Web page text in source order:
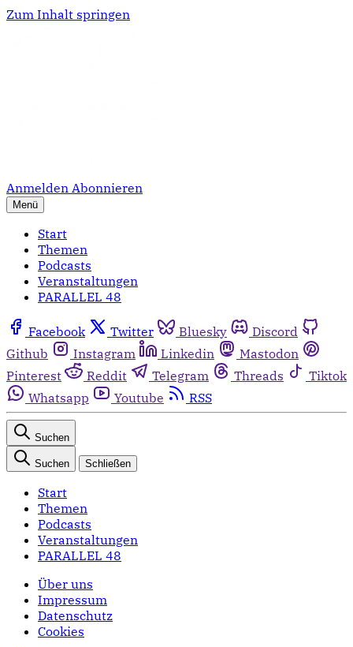
Zum Inhalt springen
Anmelden Abonnieren
Menü
Start
Themen
Podcasts
Veranstaltungen
PARALLEL 48
Facebook Twitter Bluesky
Discord
Github
Instagram Linkedin
Mastodon
Pinterest
Reddit Telegram Threads
Tiktok
Whatsapp
Youtube RSS
Suchen
Suchen Schließen
Start
Themen
Podcasts
Veranstaltungen
PARALLEL 48
Über uns
Impressum
Datenschutz
Cookies